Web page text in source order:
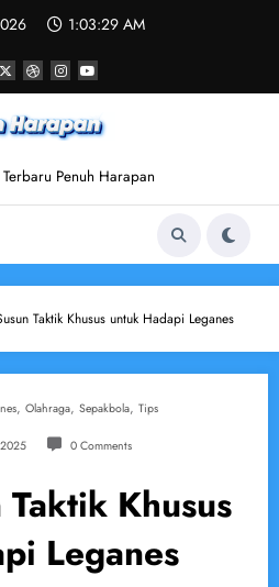
1:03:30 AM
Penuh Harapan
Taktik Khusus untuk Hadapi Leganes
, Olahraga, Sepakbola, Tips
0 Comments
Khusus
Leganes